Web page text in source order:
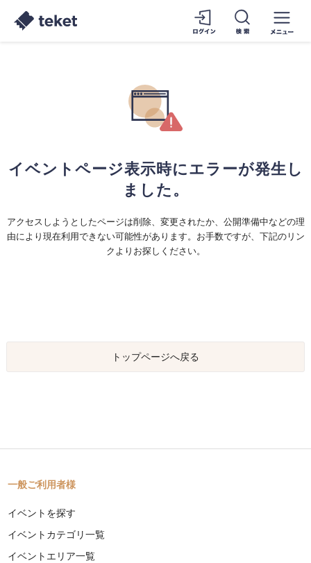
イベントページ表示時にエラーが発生し
ました。
アクセスしようとしたページは削除、変更されたか、公開準備中などの理
由により現在利用できない可能性があります。お手数ですが、下記のリン
クよりお探しください。
トップページへ戻る
一般ご利用者様
イベントを探す
イベントカテゴリ一覧
イベントエリア一覧